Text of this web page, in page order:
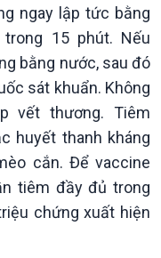
ngay lập tức bằng
15 phút. Nếu
bằng nước, sau đó
sát khuẩn. Không
vết thương. Tiêm
huyết thanh kháng
cắn. Để vaccine
tiêm đầy đủ trong
chứng xuất hiện